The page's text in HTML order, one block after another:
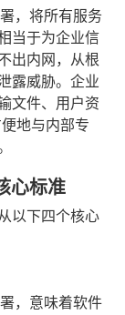
，将所有服务
当于为企业信
出内网，从根
露威胁。企业
文件、用户资
地与内部专
心标准
以下四个核心
，意味着软件